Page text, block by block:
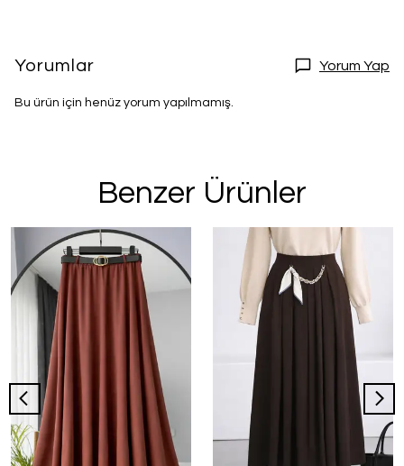
Yorumlar Yorum Yap
Bu ürün için henüz yorum yapılmamış.
Benzer Ürünler